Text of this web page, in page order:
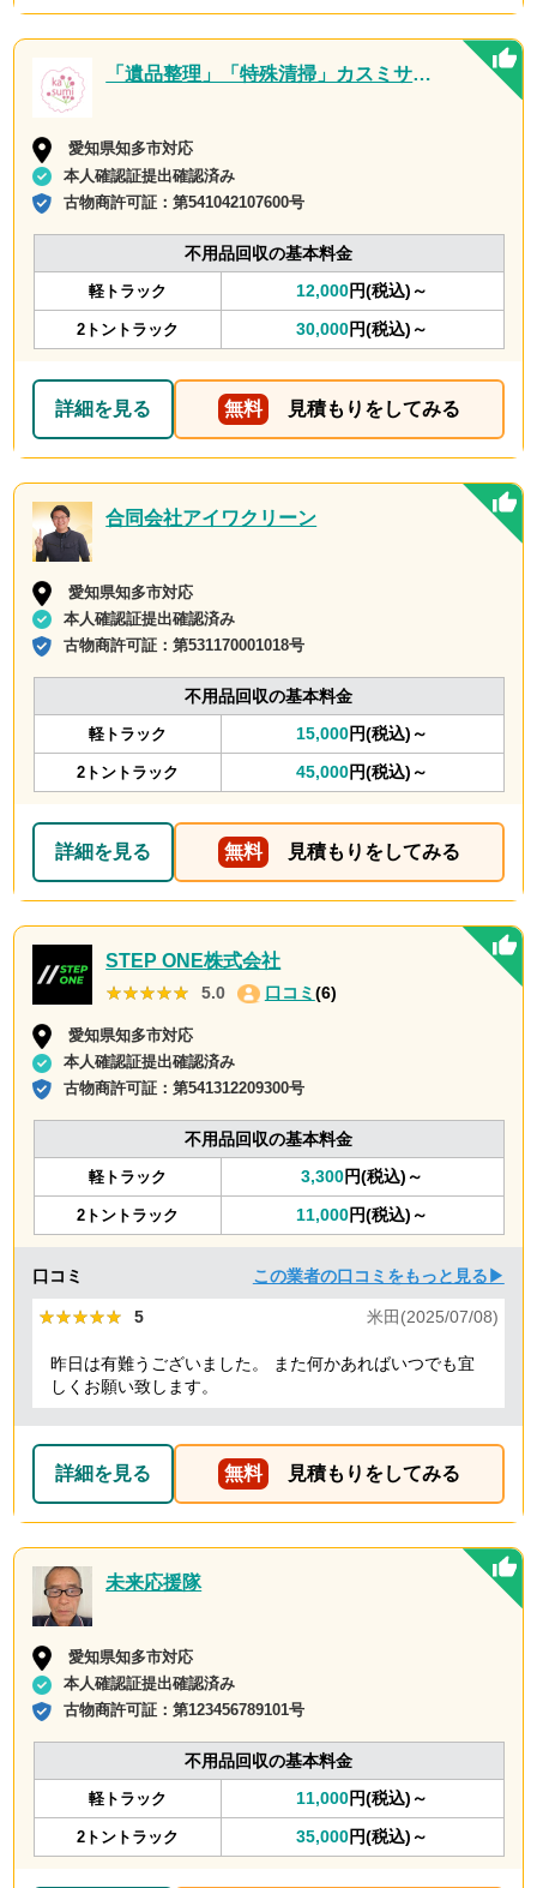
「遺品整理」「特殊清掃」カスミサービス
愛知県知多市対応
本人確認証提出確認済み
古物商許可証：第541042107600号
不用品回収の基本料金
軽トラック 12,000円(税込)～
2トントラック 30,000円(税込)～
詳細を見る 無料 見積もりをしてみる
合同会社アイワクリーン
愛知県知多市対応
本人確認証提出確認済み
古物商許可証：第531170001018号
不用品回収の基本料金
軽トラック 15,000円(税込)～
2トントラック 45,000円(税込)～
詳細を見る 無料 見積もりをしてみる
STEP ONE株式会社
★★★★★
★★★★★ 5.0 口コミ (6)
愛知県知多市対応
本人確認証提出確認済み
古物商許可証：第541312209300号
不用品回収の基本料金
軽トラック 3,300円(税込)～
2トントラック 11,000円(税込)～
口コミ この業者の口コミをもっと見る▶
★★★★★
★★★★★ 5 米田(2025/07/08)
昨日は有難うございました。 また何かあればいつでも宜
しくお願い致します。
詳細を見る 無料 見積もりをしてみる
未来応援隊
愛知県知多市対応
本人確認証提出確認済み
古物商許可証：第123456789101号
不用品回収の基本料金
軽トラック 11,000円(税込)～
2トントラック 35,000円(税込)～